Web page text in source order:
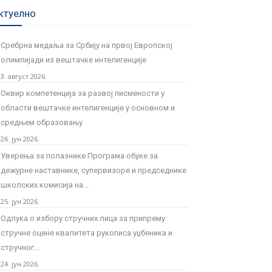
Сребрна медаља за Србију на првој Европској
олимпијади из вештачке интелигенције
3. август 2026.
Оквир компетенција за развој писмености у
области вештачке интелигенције у основном и
средњем образовању
26. јун 2026.
Уверења за полазнике Програмa обуке за
дежурне наставнике, супервизоре и председнике
школских комисија на...
25. јун 2026.
Одлука о избору стручних лица за припрему
стручне оцене квалитета рукописа уџбеника и
стручног...
24. јун 2026.